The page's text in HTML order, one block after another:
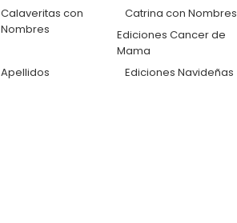
Calaveritas con
Nombres
Catrina con Nombres
Ediciones Cancer de
Mama
Ediciones Navideñas
Apellidos